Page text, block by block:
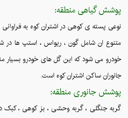
پوشش گیاهی منطقه:
نوعی پسته ی کوهی در اشتران کوه به
متنوع ان شامل گون ، ریواس ، استپ ها
خودرو می شود که این گل های خودرو بسیار
جانوران ساکن اشتران کوه است.
پوشش جانوری منطقه:
گربه جنگلی ، گربه وحشی ، بز کوهی ، کبک